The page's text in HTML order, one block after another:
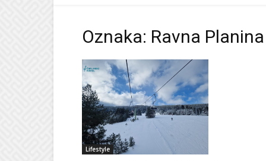
Oznaka: Ravna Planina
Lifestyle